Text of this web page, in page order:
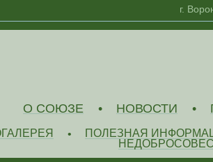
г.
О СОЮЗЕ • НОВОСТИ •
• ПОЛЕЗНАЯ